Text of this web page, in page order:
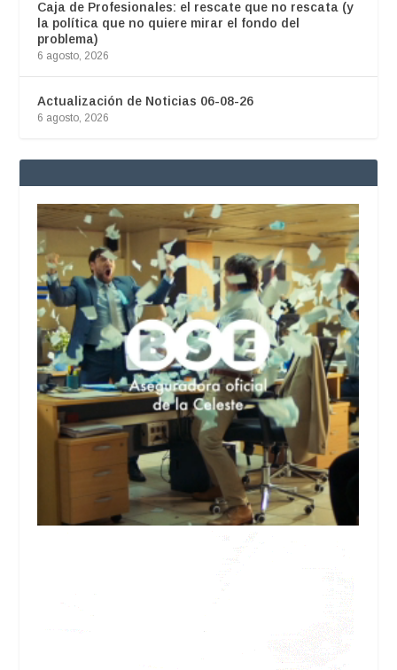
Caja de Profesionales: el rescate que no rescata (y
la política que no quiere mirar el fondo del
problema)
6 agosto, 2026
Actualización de Noticias 06-08-26
6 agosto, 2026